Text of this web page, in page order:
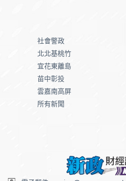
社會警政
北北基桃竹
宜花東離島
苗中彰投
雲嘉南高屏
所有新聞